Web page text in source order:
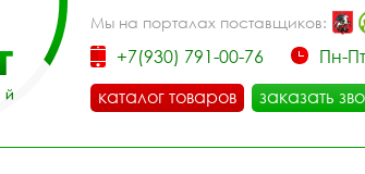
Мы на порталах поставщиков:
+7(930) 791-00-76
Пн-
каталог товаров
заказать